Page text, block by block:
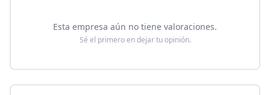
Esta empresa aún no tiene valoraciones.
Sé el primero en dejar tu opinión.